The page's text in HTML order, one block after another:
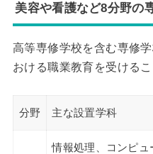
美容や看護など8分野の
高等専修学校を含む専修
おける職業教育を受けるこ
分野 主な設置学科
情報処理、コンピ